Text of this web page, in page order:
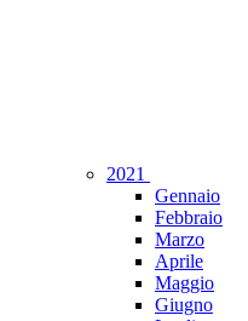
2021
Gennaio
Febbraio
Marzo
Aprile
Maggio
Giugno